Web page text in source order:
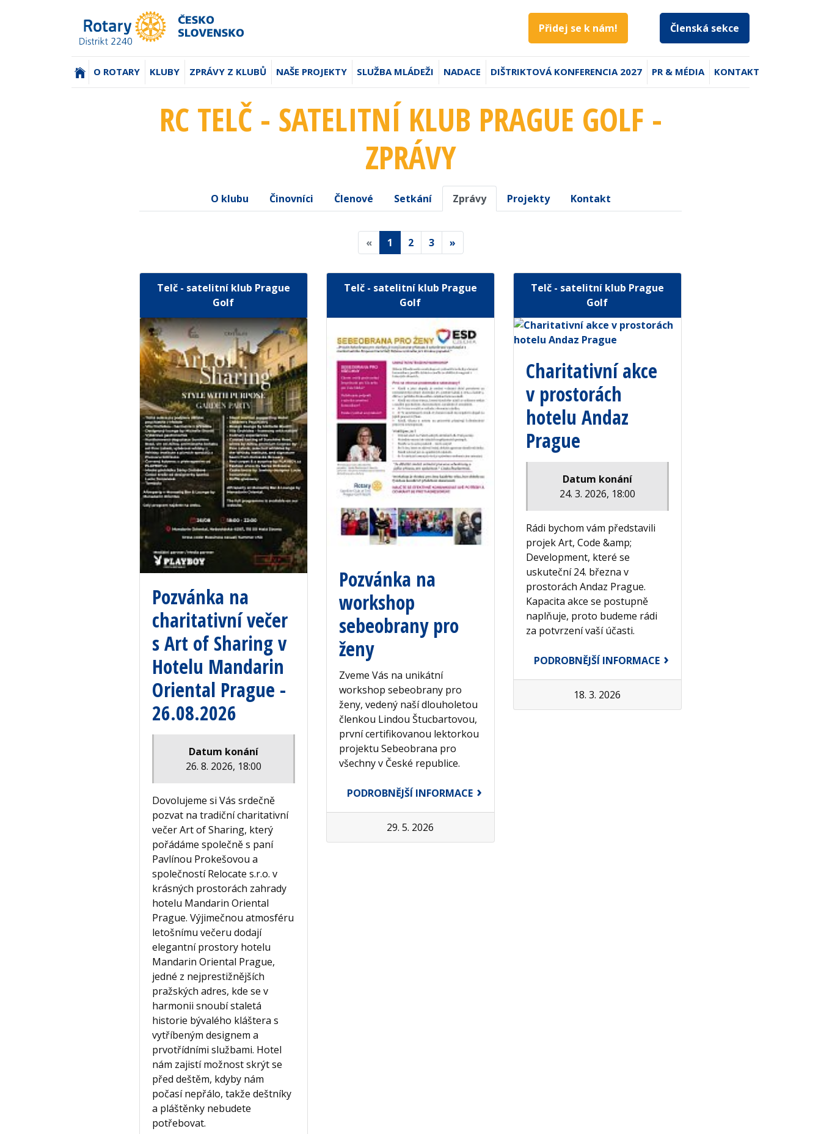
Přidej se k nám! Členská sekce
(AKTUÁLNÍ)
O ROTARY KLUBY ZPRÁVY Z KLUBŮ NAŠE PROJEKTY SLUŽBA MLÁDEŽI NADACE DIŠTRIKTOVÁ KONFERENCIA 2027 PR & MÉDIA KONTAKT
RC TELČ - SATELITNÍ KLUB PRAGUE GOLF -
ZPRÁVY
O klubu Činovníci Členové Setkání Zprávy Projekty Kontakt
« 1 2 3 »
Telč - satelitní klub Prague
Golf
Pozvánka na
charitativní večer
s Art of Sharing v
Hotelu Mandarin
Oriental Prague -
26.08.2026
Datum konání
26. 8. 2026, 18:00
Dovolujeme si Vás srdečně
pozvat na tradiční charitativní
večer Art of Sharing, který
pořádáme společně s paní
Pavlínou Prokešovou a
společností Relocate s.r.o. v
krásných prostorách zahrady
hotelu Mandarin Oriental
Prague. Výjimečnou atmosféru
letošnímu večeru dodají
elegantní prostory hotelu
Mandarin Oriental Prague,
jedné z nejprestižnějších
pražských adres, kde se v
harmonii snoubí staletá
historie bývalého kláštera s
vytříbeným designem a
prvotřídními službami. Hotel
nám zajistí možnost skrýt se
před deštěm, kdyby nám
počasí nepřálo, takže deštníky
a pláštěnky nebudete
potřebovat.
Telč - satelitní klub Prague
Golf
Pozvánka na
workshop
sebeobrany pro
ženy
Zveme Vás na unikátní
workshop sebeobrany pro
ženy, vedený naší dlouholetou
členkou Lindou Štucbartovou,
první certifikovanou lektorkou
projektu Sebeobrana pro
všechny v České republice.
PODROBNĚJŠÍ INFORMACE
29. 5. 2026
Telč - satelitní klub Prague
Golf
Charitativní akce
v prostorách
hotelu Andaz
Prague
Datum konání
24. 3. 2026, 18:00
Rádi bychom vám představili
projek Art, Code &amp;
Development, které se
uskuteční 24. března v
prostorách Andaz Prague.
Kapacita akce se postupně
naplňuje, proto budeme rádi
za potvrzení vaší účasti.
PODROBNĚJŠÍ INFORMACE
18. 3. 2026